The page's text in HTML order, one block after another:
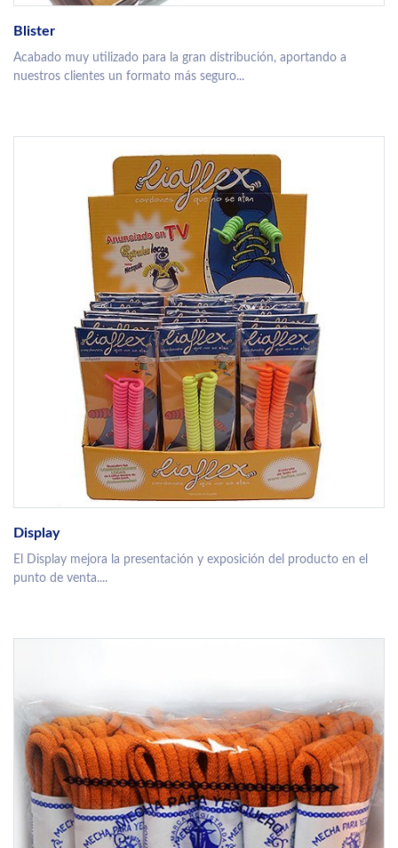
Blister
Acabado muy utilizado para la gran distribución, aportando a
nuestros clientes un formato más seguro...
Display
El Display mejora la presentación y exposición del producto en el
punto de venta....